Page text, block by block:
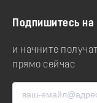
Подпишитесь
и начните
прямо сейчас